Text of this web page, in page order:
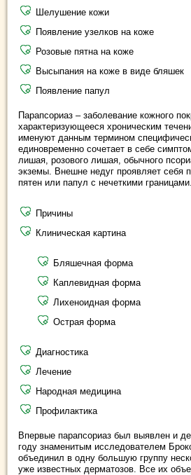
Шелушение кожи
Появление узелков на коже
Розовые пятна на коже
Высыпания на коже в виде бляшек
Появление папул
Парапсориаз – заболевание кожного
характеризующееся хроническим
именуют данным термином
единовременно сочетает в себе
лишая, розового лишая, обычного
экземы. Внешне недуг проявляет себя
пятен или папул с нечеткими границами.
Причины
Клиническая картина
Бляшечная форма
Каплевидная форма
Лихеноидная форма
Острая форма
Диагностика
Лечение
Народная медицина
Профилактика
Впервые парапсориаз был выявлен и
году знаменитым исследователем
объединил в одну большую группу
уже известных дерматозов. Все их